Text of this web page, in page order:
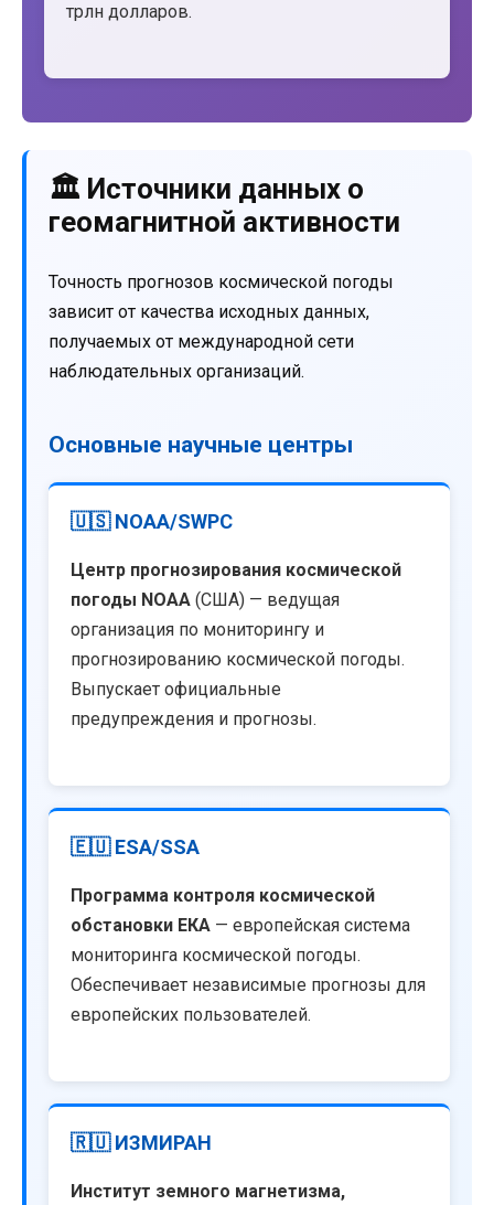
трлн долларов.
🏛️ Источники данных о
геомагнитной активности
Точность прогнозов космической погоды
зависит от качества исходных данных,
получаемых от международной сети
наблюдательных организаций.
Основные научные центры
🇺🇸 NOAA/SWPC
Центр прогнозирования космической
погоды NOAA (США) — ведущая
организация по мониторингу и
прогнозированию космической погоды.
Выпускает официальные
предупреждения и прогнозы.
🇪🇺 ESA/SSA
Программа контроля космической
обстановки ЕКА — европейская система
мониторинга космической погоды.
Обеспечивает независимые прогнозы для
европейских пользователей.
🇷🇺 ИЗМИРАН
Институт земного магнетизма,